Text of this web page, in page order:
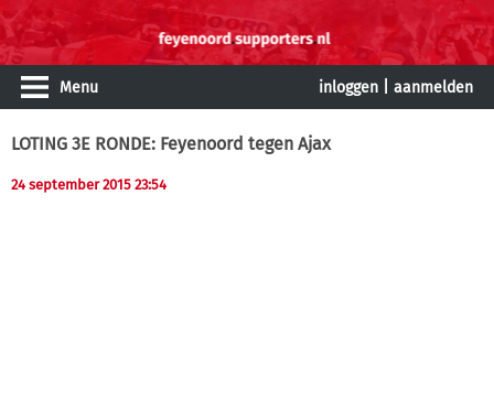
Menu inloggen aanmelden
LOTING 3E RONDE: Feyenoord tegen Ajax
24 september 2015 23:54